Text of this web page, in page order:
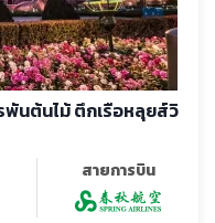
พันต้นไม้ ตึกเรือหลุยส์วิ
สายการบิน